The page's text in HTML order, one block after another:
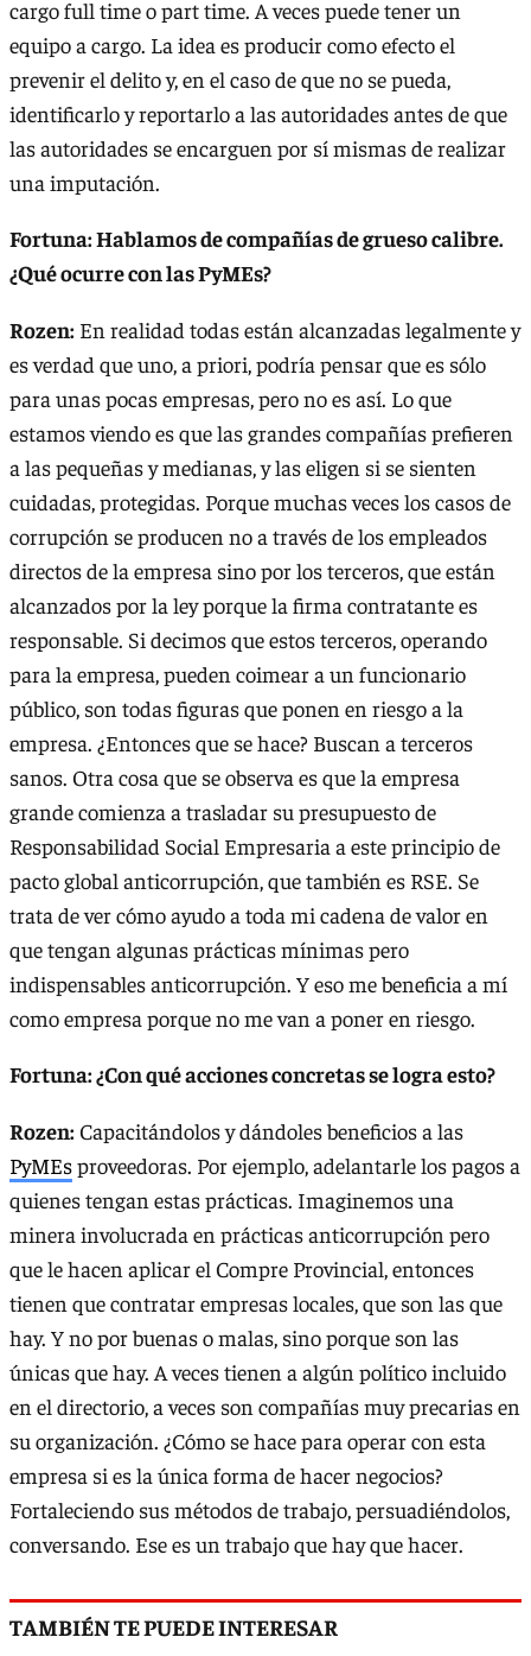
cargo full time o part time. A veces puede tener un
equipo a cargo. La idea es producir como efecto el
prevenir el delito y, en el caso de que no se pueda,
identificarlo y reportarlo a las autoridades antes de que
las autoridades se encarguen por sí mismas de realizar
una imputación.
Fortuna: Hablamos de compañías de grueso calibre.
¿Qué ocurre con las PyMEs?
Rozen: En realidad todas están alcanzadas legalmente y
es verdad que uno, a priori, podría pensar que es sólo
para unas pocas empresas, pero no es así. Lo que
estamos viendo es que las grandes compañías prefieren
a las pequeñas y medianas, y las eligen si se sienten
cuidadas, protegidas. Porque muchas veces los casos de
corrupción se producen no a través de los empleados
directos de la empresa sino por los terceros, que están
alcanzados por la ley porque la firma contratante es
responsable. Si decimos que estos terceros, operando
para la empresa, pueden coimear a un funcionario
público, son todas figuras que ponen en riesgo a la
empresa. ¿Entonces que se hace? Buscan a terceros
sanos. Otra cosa que se observa es que la empresa
grande comienza a trasladar su presupuesto de
Responsabilidad Social Empresaria a este principio de
pacto global anticorrupción, que también es RSE. Se
trata de ver cómo ayudo a toda mi cadena de valor en
que tengan algunas prácticas mínimas pero
indispensables anticorrupción. Y eso me beneficia a mí
como empresa porque no me van a poner en riesgo.
Fortuna: ¿Con qué acciones concretas se logra esto?
Rozen:Capacitándolos y dándoles beneficios a las
PyMEsproveedoras. Por ejemplo, adelantarle los pagos a
quienes tengan estas prácticas. Imaginemos una
minera involucrada en prácticas anticorrupción pero
que le hacen aplicar el Compre Provincial, entonces
tienen que contratar empresas locales, que son las que
hay. Y no por buenas o malas, sino porque son las
únicas que hay. A veces tienen a algún político incluido
en el directorio, a veces son compañías muy precarias en
su organización. ¿Cómo se hace para operar con esta
empresa si es la única forma de hacer negocios?
Fortaleciendo sus métodos de trabajo, persuadiéndolos,
conversando. Ese es un trabajo que hay que hacer.
TAMBIÉN TE PUEDE INTERESAR